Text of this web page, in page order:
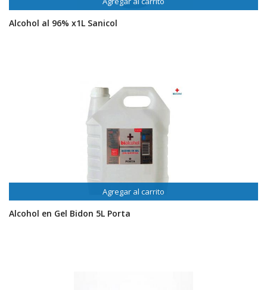
Alcohol al 96% x1L Sanicol
Agregar al carrito
Alcohol en Gel Bidon 5L Porta